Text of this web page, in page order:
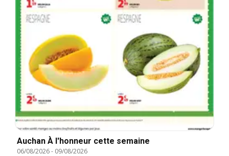
Auchan À l'honneur cette semaine
06/08/2026- 09/08/2026